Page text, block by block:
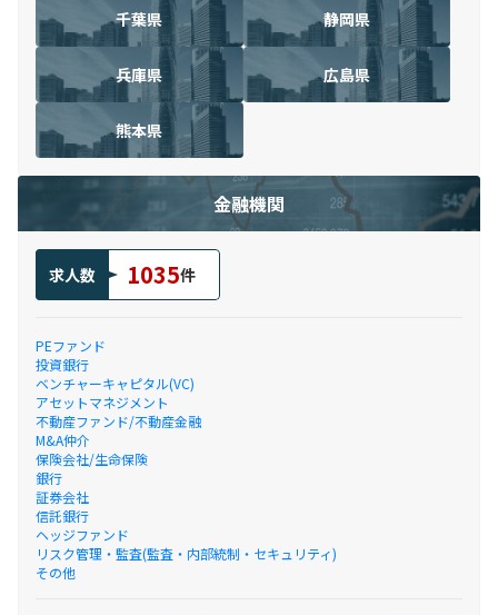
千葉県 静岡県
兵庫県 広島県
熊本県
金融機関
求人数 1035件
PEファンド
投資銀行
ベンチャーキャピタル(VC)
アセットマネジメント
不動産ファンド/不動産金融
M&A仲介
保険会社/生命保険
銀行
証券会社
信託銀行
ヘッジファンド
リスク管理・監査(監査・内部統制・セキュリティ)
その他